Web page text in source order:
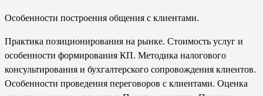
Особенности построения общения с клиентами.
Практика позиционирования на рынке. Стоимость услуг и
особенности формирования КП. Методика налогового
консультирования и бухгалтерского сопровождения клиентов.
Особенности проведения переговоров с клиентами. Оценка